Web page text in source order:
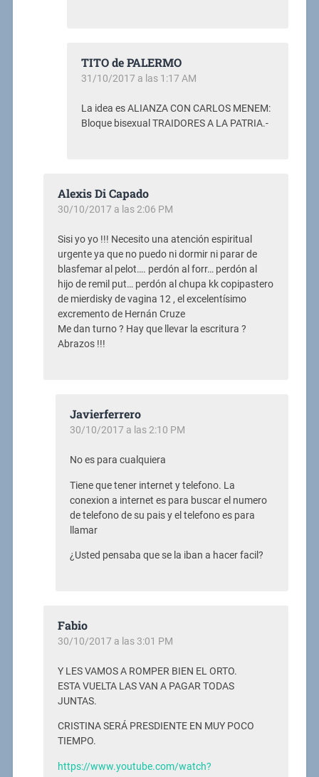
TITO de PALERMO
31/10/2017 a las 1:17 AM
La idea es ALIANZA CON CARLOS MENEM:
Bloque bisexual TRAIDORES A LA PATRIA.-
Alexis Di Capado
30/10/2017 a las 2:06 PM
Sisi yo yo !!! Necesito una atención espiritual
urgente ya que no puedo ni dormir ni parar de
blasfemar al pelot…. perdón al forr… perdón al
hijo de remil put… perdón al chupa kk copipastero
de mierdisky de vagina 12 , el excelentísimo
excremento de Hernán Cruze
Me dan turno ? Hay que llevar la escritura ?
Abrazos !!!
Javierferrero
30/10/2017 a las 2:10 PM
No es para cualquiera
Tiene que tener internet y telefono. La
conexion a internet es para buscar el numero
de telefono de su pais y el telefono es para
llamar
¿Usted pensaba que se la iban a hacer facil?
Fabio
30/10/2017 a las 3:01 PM
Y LES VAMOS A ROMPER BIEN EL ORTO.
ESTA VUELTA LAS VAN A PAGAR TODAS
JUNTAS.
CRISTINA SERÁ PRESDIENTE EN MUY POCO
TIEMPO.
https://www.youtube.com/watch?